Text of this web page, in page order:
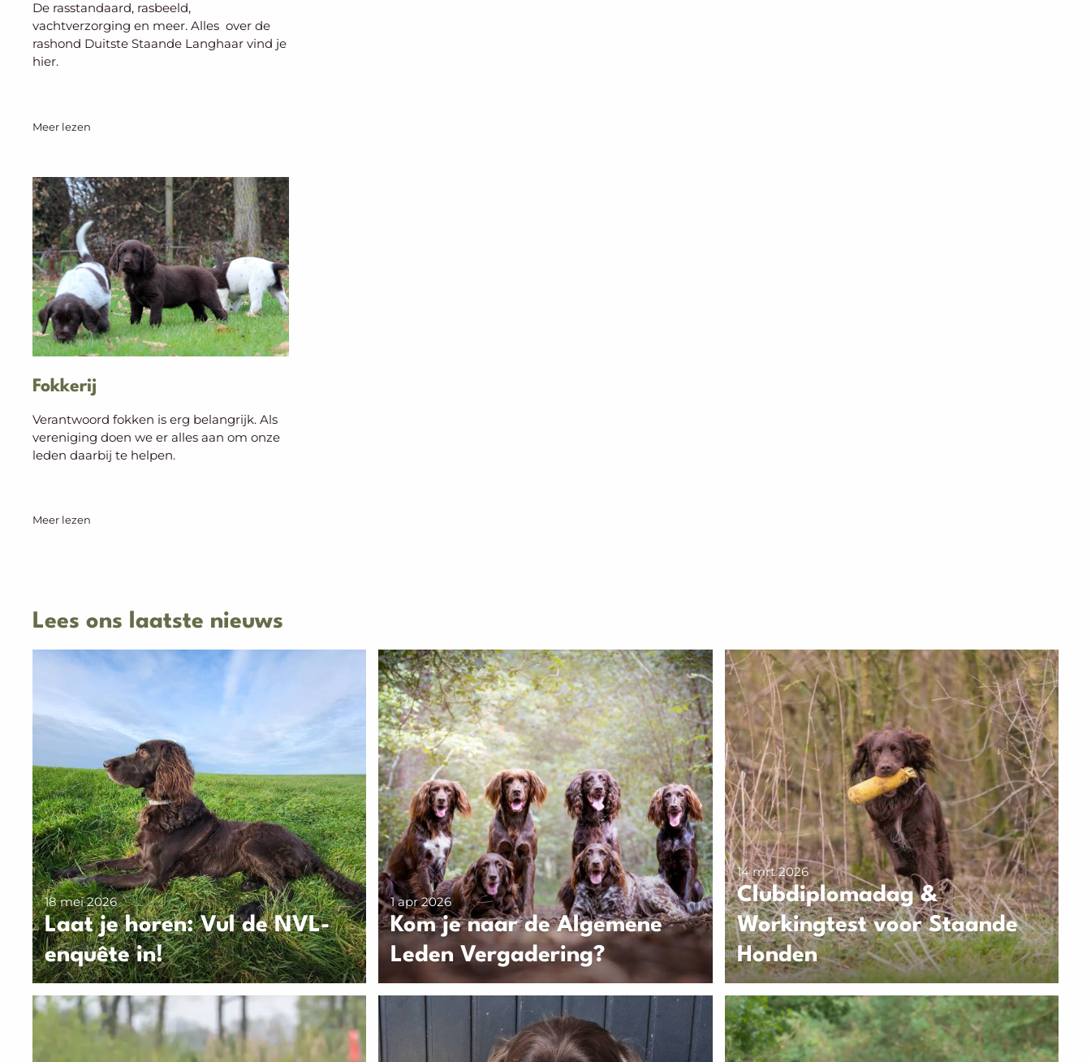
De rasstandaard, rasbeeld,
vachtverzorging en meer. Alles over de
rashond Duitste Staande Langhaar vind je
hier.
Meer lezen
Fokkerij
Verantwoord fokken is erg belangrijk. Als
vereniging doen we er alles aan om onze
leden daarbij te helpen.
Meer lezen
Lees ons laatste nieuws
Laat je horen: Vul de NVL-
enquête in!
18 mei 2026
Kom je naar de Algemene
Leden Vergadering?
1 apr 2026
Clubdiplomadag &
Workingtest voor Staande
Honden
14 mrt 2026